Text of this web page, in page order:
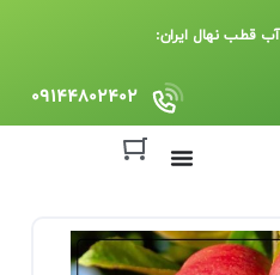
قطب نهال ایران:
09144802402